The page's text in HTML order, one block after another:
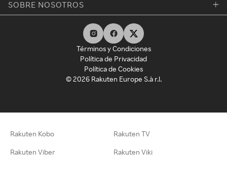
SOBRE NOSOTROS
Términos y Condiciones
Política de Privacidad
Política de Cookies
© 2026 Rakuten Europe S.à r.l.
Rakuten Kobo Rakuten TV
Rakuten Viber Rakuten Viki